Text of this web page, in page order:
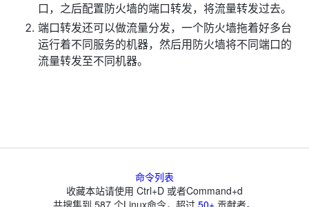
口，之后配置防火墙的端口转发，将流量转发过去。
端口转发还可以做流量分发，一个防火墙拖着好多台
运行着不同服务的机器，然后用防火墙将不同端口的
流量转发至不同机器。
命令列表
收藏本站请使用 Ctrl+D 或者Command+d
共搜集到 587 个Linux命令，超过 50+ 贡献者。